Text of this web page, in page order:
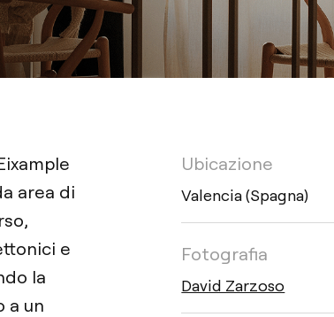
area di
e
la
a un
Ubicazione
Valencia (Spagna)
Fotografia
David Zarzoso